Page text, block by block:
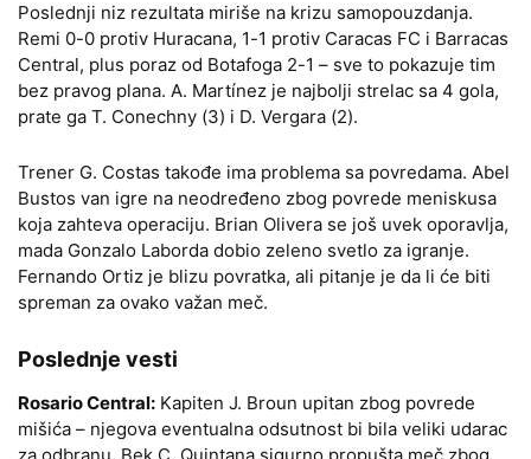
Poslednji niz rezultata miriše na krizu samopouzdanja.
Remi 0-0 protiv Huracana, 1-1 protiv Caracas FC i Barracas
Central, plus poraz od Botafoga 2-1 – sve to pokazuje tim
bez pravog plana. A. Martínez je najbolji strelac sa 4 gola,
prate ga T. Conechny (3) i D. Vergara (2).
Trener G. Costas takođe ima problema sa povredama. Abel
Bustos van igre na neodređeno zbog povrede meniskusa
koja zahteva operaciju. Brian Olivera se još uvek oporavlja,
mada Gonzalo Laborda dobio zeleno svetlo za igranje.
Fernando Ortiz je blizu povratka, ali pitanje je da li će biti
spreman za ovako važan meč.
Poslednje vesti
Rosario Central: Kapiten J. Broun upitan zbog povrede
mišića – njegova eventualna odsutnost bi bila veliki udarac